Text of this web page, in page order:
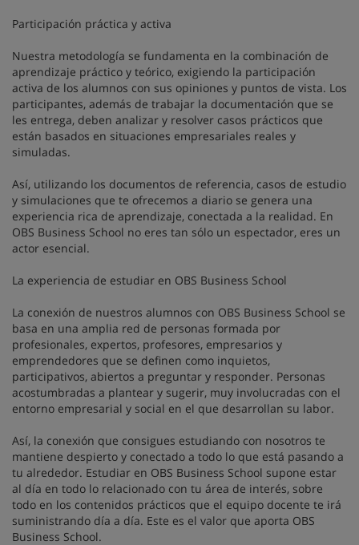
Participación práctica y activa
Nuestra metodología se fundamenta en la combinación de
aprendizaje práctico y teórico, exigiendo la participación
activa de los alumnos con sus opiniones y puntos de vista. Los
participantes, además de trabajar la documentación que se
les entrega, deben analizar y resolver casos prácticos que
están basados en situaciones empresariales reales y
simuladas.
Así, utilizando los documentos de referencia, casos de estudio
y simulaciones que te ofrecemos a diario se genera una
experiencia rica de aprendizaje, conectada a la realidad. En
OBS Business School no eres tan sólo un espectador, eres un
actor esencial.
La experiencia de estudiar en OBS Business School
La conexión de nuestros alumnos con OBS Business School se
basa en una amplia red de personas formada por
profesionales, expertos, profesores, empresarios y
emprendedores que se definen como inquietos,
participativos, abiertos a preguntar y responder. Personas
acostumbradas a plantear y sugerir, muy involucradas con el
entorno empresarial y social en el que desarrollan su labor.
Así, la conexión que consigues estudiando con nosotros te
mantiene despierto y conectado a todo lo que está pasando a
tu alrededor. Estudiar en OBS Business School supone estar
al día en todo lo relacionado con tu área de interés, sobre
todo en los contenidos prácticos que el equipo docente te irá
suministrando día a día. Este es el valor que aporta OBS
Business School.